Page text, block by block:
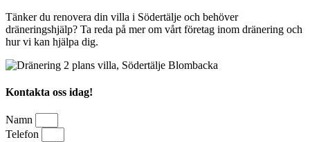
Tänker du renovera din villa i Södertälje och behöver
dräneringshjälp? Ta reda på mer om vårt företag inom dränering och
hur vi kan hjälpa dig.
Kontakta oss idag!
Namn
Telefon